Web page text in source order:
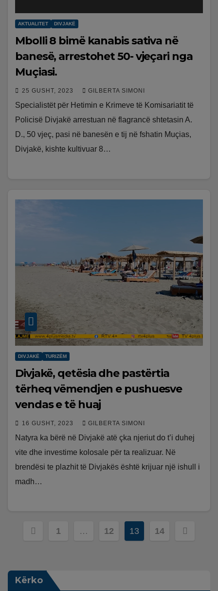
AKTUALITET DIVJAKË
Mbolli 8 bimë kanabis sativa në
banesë, arrestohet 50- vjeçari nga
Muçiasi.
25 GUSHT, 2023 GILBERTA SIMONI
Specialistët për Hetimin e Krimeve të Komisariatit të
Policisë Divjakë arrestuan në flagrancë shtetasin A.
D., 50 vjeç, pasi në banesën e tij në fshatin Muçias,
Divjakë, kishte kultivuar 8…
DIVJAKË TURIZËM
Divjakë, qetësia dhe pastërtia
tërheq vëmendjen e pushuesve
vendas e të huaj
16 GUSHT, 2023 GILBERTA SIMONI
Natyra ka bërë në Divjakë atë çka njeriut do t’i duhej
vite dhe investime kolosale për ta realizuar. Në
brendësi te plazhit të Divjakës është krijuar një ishull i
madh…
Faqosje
1 … 12 13 14
Kërko